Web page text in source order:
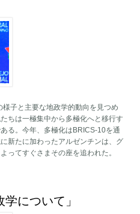
子と主要な地政学的動向を見つめ
ちは一極集中から多極化へと移行す
る。今年、多極化はBRICS-10を通
新たに加わったアルゼンチンは、グ
ってすぐさまその座を追われた。
する5つの前線」 について
学について」